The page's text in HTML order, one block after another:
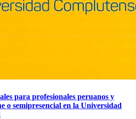
para profesionales peruanos y
o semipresencial en la Universidad